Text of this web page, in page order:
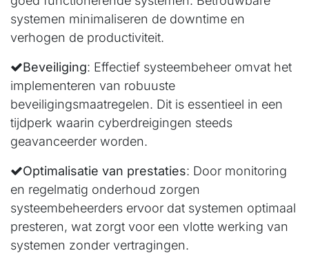
systemen minimaliseren de downtime en
verhogen de productiviteit.
Beveiliging: Effectief systeembeheer omvat het
implementeren van robuuste
beveiligingsmaatregelen. Dit is essentieel in een
tijdperk waarin cyberdreigingen steeds
geavanceerder worden.
Optimalisatie van prestaties: Door monitoring
en regelmatig onderhoud zorgen
systeembeheerders ervoor dat systemen optimaal
presteren, wat zorgt voor een vlotte werking van
systemen zonder vertragingen.